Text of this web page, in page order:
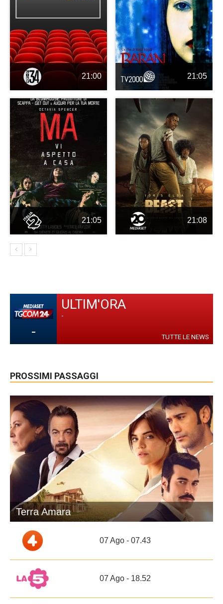
21:00 21:05
21:05 21:08
-
ULTIM'ORA
-
TUTTE LE NEWS
PROSSIMI PASSAGGI
Terra Amara
07 Ago - 07.43
07 Ago - 18.52